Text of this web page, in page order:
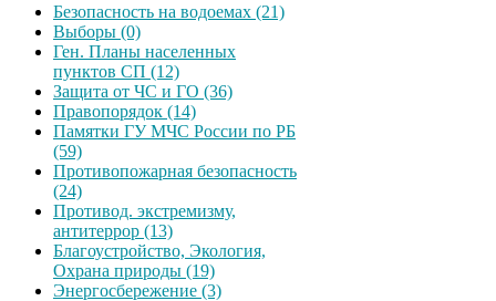
Безопасность на водоемах (21)
Выборы (0)
Ген. Планы населенных
пунктов СП (12)
Защита от ЧС и ГО (36)
Правопорядок (14)
Памятки ГУ МЧС России по РБ
(59)
Противопожарная безопасность
(24)
Противод. экстремизму,
антитеррор (13)
Благоустройство, Экология,
Охрана природы (19)
Энергосбережение (3)